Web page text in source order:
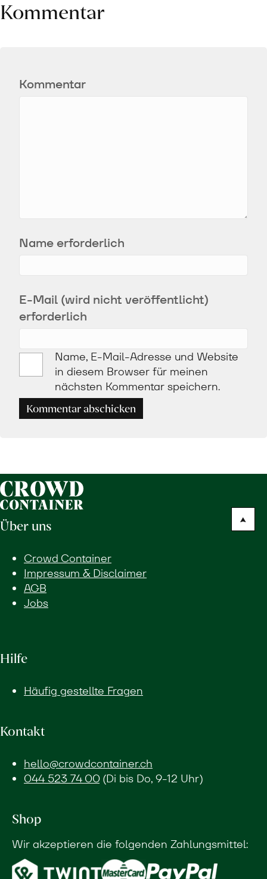
Kommentar
Kommentar
Name erforderlich
E-Mail (wird nicht veröffentlicht)
erforderlich
Name, E-Mail-Adresse und Website
in diesem Browser für meinen
nächsten Kommentar speichern.
Kommentar abschicken
Über uns
Crowd Container
Impressum & Disclaimer
AGB
Jobs
Hilfe
Häufig gestellte Fragen
Kontakt
hello@crowdcontainer.ch
044 523 74 00(Di bis Do, 9-12 Uhr)
Shop
Wir akzeptieren die folgenden Zahlungsmittel: